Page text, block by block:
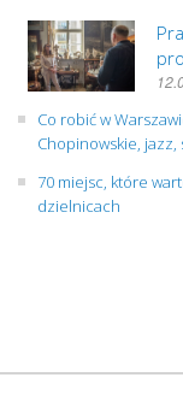
Co robić w
Chopinowskie,
70 miejsc, które
dzielnicach